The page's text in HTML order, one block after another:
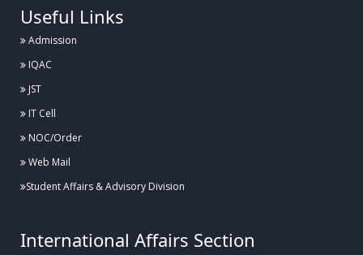
Useful Links
Admission
IQAC
JST
IT Cell
NOC/Order
Web Mail
Student Affairs & Advisory Division
International Affairs Section